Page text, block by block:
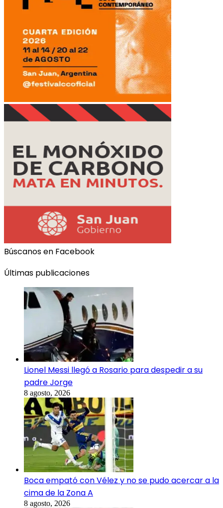
Búscanos en Facebook
Últimas publicaciones
Lionel Messi llegó a Rosario para despedir a su
padre Jorge
8 agosto, 2026
Boca empató con Vélez y no se pudo acercar a la
cima de la Zona A
8 agosto, 2026